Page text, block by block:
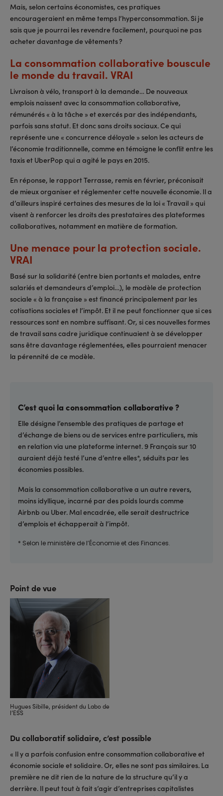
Mais, selon certains économistes, ces pratiques
encourageraient en même temps l’hyperconsommation. Si je
sais que je pourrai les revendre facilement, pourquoi ne pas
acheter davantage de vêtements ?
La consommation collaborative bouscule
le monde du travail. VRAI
Livraison à vélo, transport à la demande… De nouveaux
emplois naissent avec la consommation collaborative,
rémunérés « à la tâche » et exercés par des indépendants,
parfois sans statut. Et donc sans droits sociaux. Ce qui
représente une « concurrence déloyale » selon les acteurs de
l’économie traditionnelle, comme en témoigne le conflit entre les
taxis et UberPop qui a agité le pays en 2015.
En réponse, le rapport Terrasse, remis en février, préconisait
de mieux organiser et réglementer cette nouvelle économie. Il a
d’ailleurs inspiré certaines des mesures de la loi « Travail » qui
visent à renforcer les droits des prestataires des plateformes
collaboratives, notamment en matière de formation.
Une menace pour la protection sociale.
VRAI
Basé sur la solidarité (entre bien portants et malades, entre
salariés et demandeurs d’emploi…), le modèle de protection
sociale « à la française » est financé principalement par les
cotisations sociales et l’impôt. Et il ne peut fonctionner que si ces
ressources sont en nombre suffisant. Or, si ces nouvelles formes
de travail sans cadre juridique continuaient à se développer
sans être davantage réglementées, elles pourraient menacer
la pérennité de ce modèle.
C’est quoi la consommation collaborative ?
Elle désigne l’ensemble des pratiques de partage et
d’échange de biens ou de services entre particuliers, mis
en relation via une plateforme internet. 9 Français sur 10
auraient déjà testé l’une d’entre elles*, séduits par les
économies possibles.
Mais la consommation collaborative a un autre revers,
moins idyllique, incarné par des poids lourds comme
Airbnb ou Uber. Mal encadrée, elle serait destructrice
d’emplois et échapperait à l’impôt.
* Selon le ministère de l’Économie et des Finances.
Point de vue
Hugues Sibille, président du Labo de
l’ESS
Du collaboratif solidaire, c’est possible
« Il y a parfois confusion entre consommation collaborative et
économie sociale et solidaire. Or, elles ne sont pas similaires. La
première ne dit rien de la nature de la structure qu’il y a
derrière. Il peut tout à fait s’agir d’entreprises capitalistes